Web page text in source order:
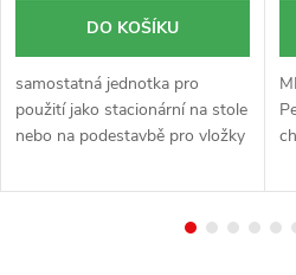
DO KOŠÍKU
samostatná jednotka pro
použití jako stacionární na stole
nebo na podestavbě pro vložky
regulace teploty 30 – 90 °C